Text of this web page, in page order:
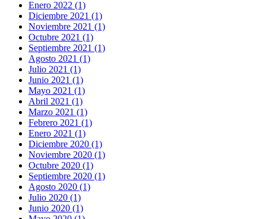
Enero 2022 (1)
Diciembre 2021 (1)
Noviembre 2021 (1)
Octubre 2021 (1)
Septiembre 2021 (1)
Agosto 2021 (1)
Julio 2021 (1)
Junio 2021 (1)
Mayo 2021 (1)
Abril 2021 (1)
Marzo 2021 (1)
Febrero 2021 (1)
Enero 2021 (1)
Diciembre 2020 (1)
Noviembre 2020 (1)
Octubre 2020 (1)
Septiembre 2020 (1)
Agosto 2020 (1)
Julio 2020 (1)
Junio 2020 (1)